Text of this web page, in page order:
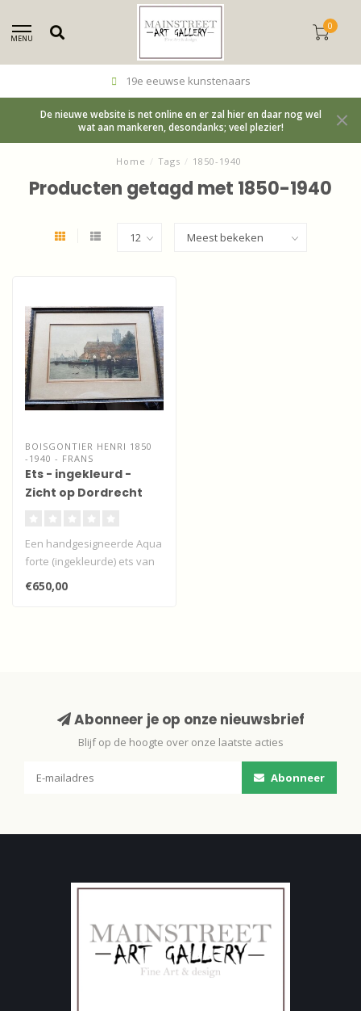
MENU
0
19e eeuwse kunstenaars
De nieuwe website is net online en er zal hier en daar nog wel
wat aan mankeren, desondanks; veel plezier!
Home / Tags / 1850-1940
Producten getagd met 1850-1940
BOISGONTIER HENRI 1850
-1940 - FRANS
Ets - ingekleurd -
Zicht op Dordrecht
Een handgesigneerde Aqua
forte (ingekleurde) ets van
Dordrecht met zicht op de
€650,00
Abonneer je op onze nieuwsbrief
Blijf op de hoogte over onze laatste acties
Abonneer